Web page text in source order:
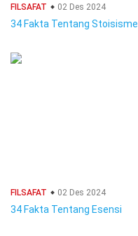
FILSAFAT 02 Des 2024
34 Fakta Tentang Stoisisme
FILSAFAT 02 Des 2024
34 Fakta Tentang Esensi